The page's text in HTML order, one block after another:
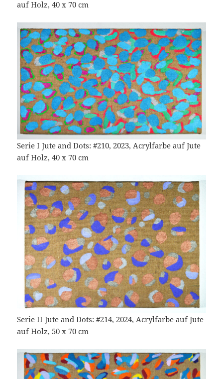
auf Holz, 40 x 70 cm
Serie I Jute and Dots: #210, 2023, Acrylfarbe auf Jute
auf Holz, 40 x 70 cm
Serie II Jute and Dots: #214, 2024, Acrylfarbe auf Jute
auf Holz, 50 x 70 cm